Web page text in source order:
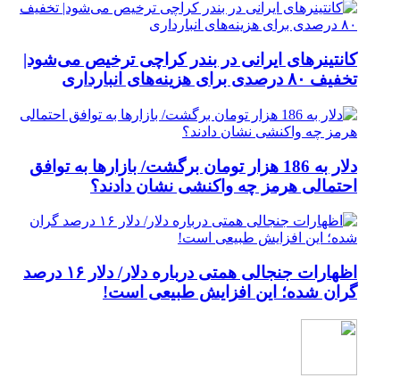
کانتینرهای ایرانی در بندر کراچی ترخیص می‌شود|
تخفیف ۸۰ درصدی برای هزینه‌های انبارداری
دلار به 186 هزار تومان برگشت/ بازارها به توافق
احتمالی هرمز چه واکنشی نشان دادند؟
اظهارات جنجالی همتی درباره دلار/ دلار ۱۶ درصد
گران شده؛ این افزایش طبیعی است!